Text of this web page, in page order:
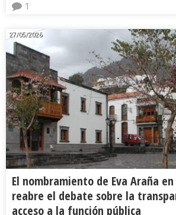
1
27/05/2026
El nombramiento de Eva Araña
reabre el debate sobre la
acceso a la función pública